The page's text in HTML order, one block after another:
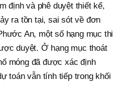
định và phê duyệt thiết kế,
ra tồn tại, sai sót về đơn
An, một số hạng mục thi
duyệt. Ở hạng mục thoát
móng đã được xác định
toán vẫn tính tiếp trong khối